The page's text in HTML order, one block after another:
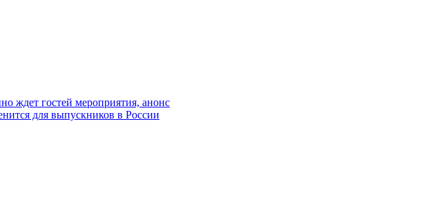
ждет гостей мероприятия, анонс
для выпускников в России